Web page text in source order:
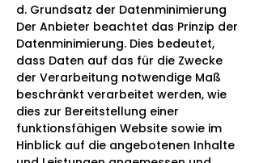
d. Grundsatz der Datenminimierung
Der Anbieter beachtet das Prinzip der
Datenminimierung. Dies bedeutet,
dass Daten auf das für die Zwecke
der Verarbeitung notwendige Maß
beschränkt verarbeitet werden, wie
dies zur Bereitstellung einer
funktionsfähigen Website sowie im
Hinblick auf die angebotenen Inhalte